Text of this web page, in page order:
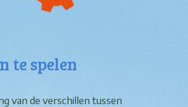
te spelen
van de verschillen tussen